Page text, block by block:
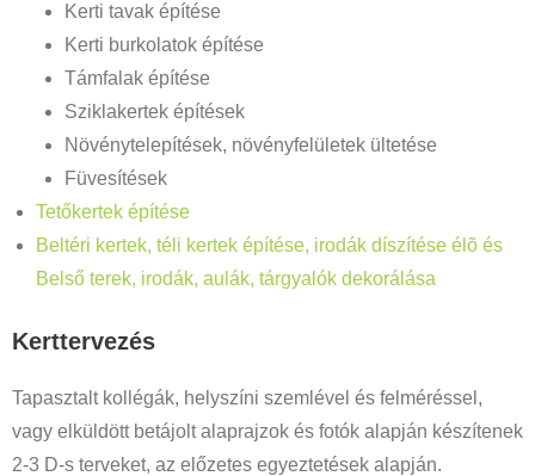
Kerti tavak építése
Kerti burkolatok építése
Támfalak építése
Sziklakertek építések
Növénytelepítések, növényfelületek ültetése
Füvesítések
Tetőkertek építése
Beltéri kertek, téli kertek építése, irodák díszítése élõ és
Belső terek, irodák, aulák, tárgyalók dekorálása
Kerttervezés
Tapasztalt kollégák, helyszíni szemlével és felméréssel,
vagy elküldött betájolt alaprajzok és fotók alapján készítenek
2-3 D-s terveket, az előzetes egyeztetések alapján.